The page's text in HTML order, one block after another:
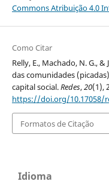
Commons Atribuição 4.0
Como Citar
Relly, E., Machado, N. G.,
das comunidades
capital social.Redes,20(1),
https://doi.org/10.17058/
Formatos de Citação
Idioma